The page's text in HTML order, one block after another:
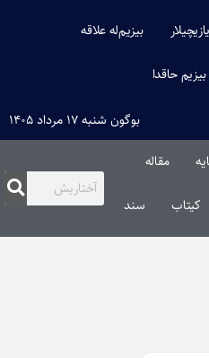
یازیچیلار بیزیم‌له علاقه
بیزیم حاقدا
بوگون شنبه ۱۷ مرداد ۱۴۰۵
مقاله‌
کیتاب سند